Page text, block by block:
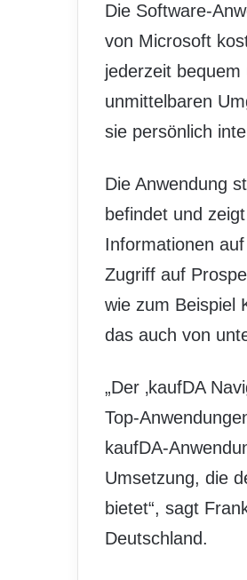
Die Software-
von Microsoft
jederzeit
unmittelbaren
sie persönlich
Die Anwendung
befindet und
Informationen
Zugriff auf
wie zum Beispiel
das auch von
„Der ‚kaufDA
Top-
kaufDA-
Umsetzung, die
bietet“, sagt
Deutschland.